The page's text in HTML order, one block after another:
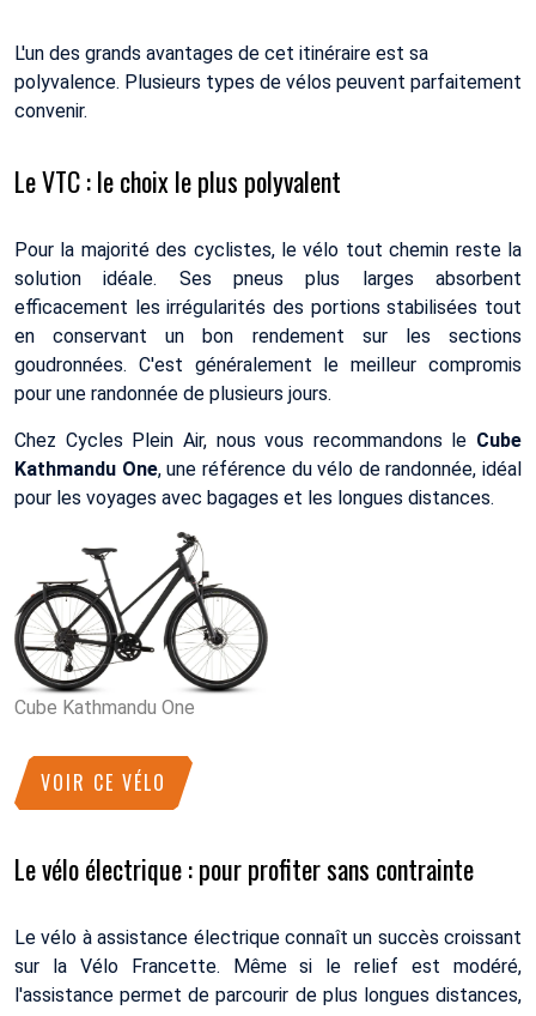
L'un des grands avantages de cet itinéraire est sa
polyvalence. Plusieurs types de vélos peuvent parfaitement
convenir.
Le VTC : le choix le plus polyvalent
Pour la majorité des cyclistes, le vélo tout chemin reste la
solution idéale. Ses pneus plus larges absorbent
efficacement les irrégularités des portions stabilisées tout
en conservant un bon rendement sur les sections
goudronnées. C'est généralement le meilleur compromis
pour une randonnée de plusieurs jours.
Chez Cycles Plein Air, nous vous recommandons le Cube
Kathmandu One, une référence du vélo de randonnée, idéal
pour les voyages avec bagages et les longues distances.
Cube Kathmandu One
VOIR CE VÉLO
Le vélo électrique : pour profiter sans contrainte
Le vélo à assistance électrique connaît un succès croissant
sur la Vélo Francette. Même si le relief est modéré,
l'assistance permet de parcourir de plus longues distances,